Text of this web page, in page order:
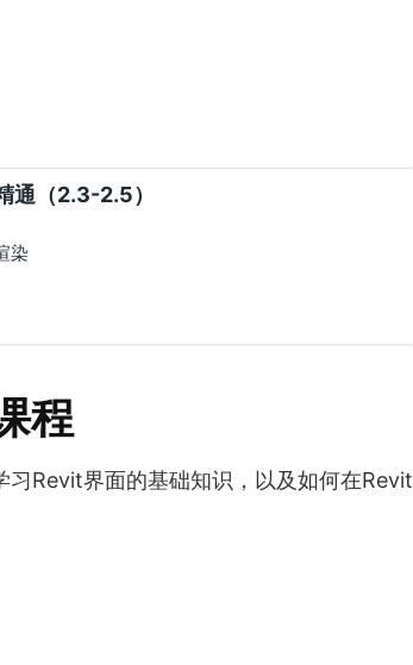
通（2.3-2.5）
染
程
Revit界面的基础知识，以及如何在Revit